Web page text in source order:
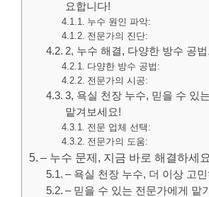
요합니다!
누수 원인 파악:
전문가의 진단:
2, 누수 해결, 다양한 방수 공
다양한 방수 공법:
전문가의 시공:
3, 욕실 천장 누수, 믿을 수 있
맡겨보세요!
전문 업체 선택:
전문가의 도움:
– 누수 문제, 지금 바로 해결하세
– 욕실 천장 누수, 더 이상 고
– 믿을 수 있는 전문가에게 맡